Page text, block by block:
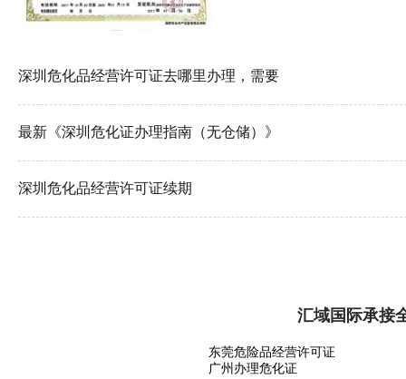
深圳危化品经营许可证去哪里办理，需要
最新《深圳危化证办理指南（无仓储）》
深圳危化品经营许可证续期
汇域国际承接
东莞危险品经营许可证
广州办理危化证